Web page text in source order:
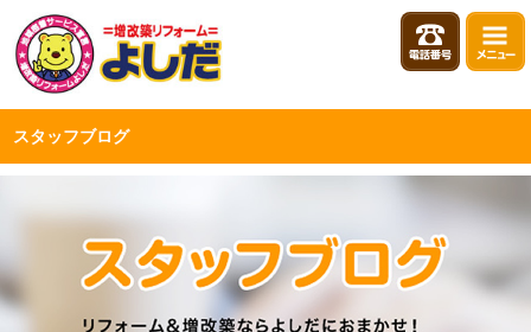
スタッフブログ